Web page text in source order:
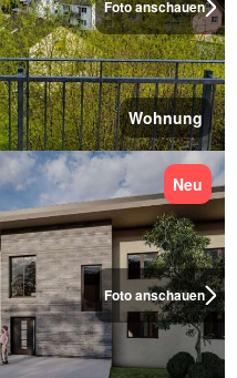
Foto anschauen
Wohnung
Foto anschauen
Neu